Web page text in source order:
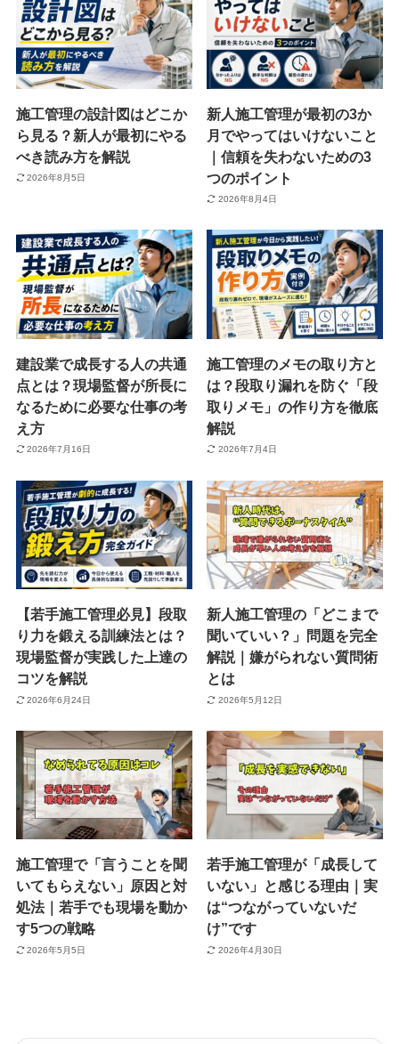
施工管理の設計図はどこか
ら見る？新人が最初にやる
べき読み方を解説
2026年8月5日
新人施工管理が最初の3か
月でやってはいけないこと
｜信頼を失わないための3
つのポイント
2026年8月4日
建設業で成長する人の共通
点とは？現場監督が所長に
なるために必要な仕事の考
え方
2026年7月16日
施工管理のメモの取り方と
は？段取り漏れを防ぐ「段
取りメモ」の作り方を徹底
解説
2026年7月4日
【若手施工管理必見】段取
り力を鍛える訓練法とは？
現場監督が実践した上達の
コツを解説
2026年6月24日
新人施工管理の「どこまで
聞いていい？」問題を完全
解説｜嫌がられない質問術
とは
2026年5月12日
施工管理で「言うことを聞
いてもらえない」原因と対
処法｜若手でも現場を動か
す5つの戦略
2026年5月5日
若手施工管理が「成長して
いない」と感じる理由｜実
は“つながっていないだ
け”です
2026年4月30日